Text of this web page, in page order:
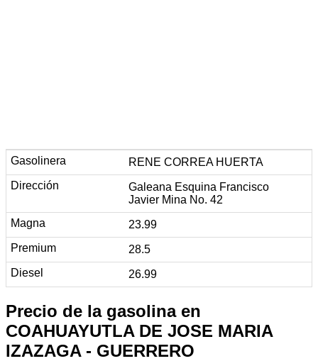
RENE CORREA HUERTA
Galeana Esquina Francisco
Javier Mina No. 42
23.99
28.5
26.99
Precio de la gasolina en
COAHUAYUTLA DE JOSE MARIA
IZAZAGA - GUERRERO